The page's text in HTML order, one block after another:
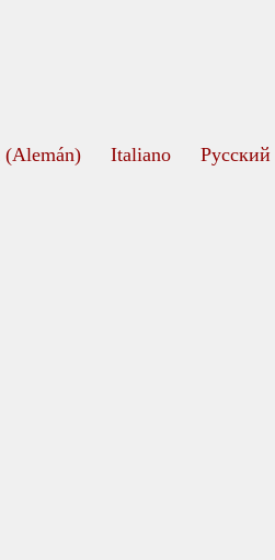
(Alemán) Italiano Русский